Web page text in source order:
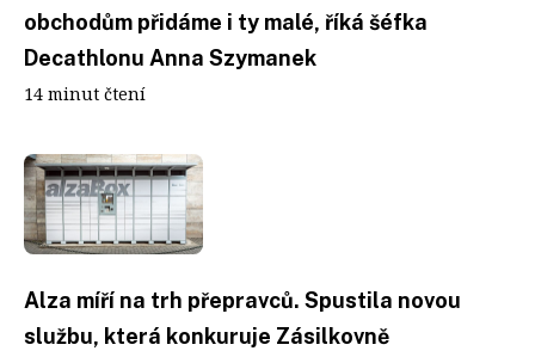
obchodům přidáme i ty malé, říká šéfka
Decathlonu Anna Szymanek
14 minut čtení
Alza míří na trh přepravců. Spustila novou
službu, která konkuruje Zásilkovně